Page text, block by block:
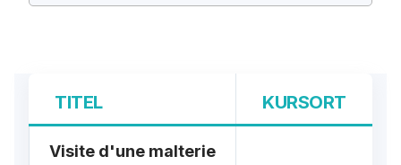
TITEL KURSORT
Visite d'une malterie